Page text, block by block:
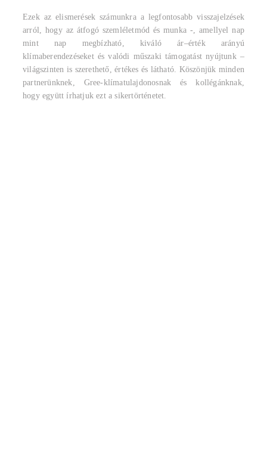
Ezek az elismerések számunkra a legfontosabb visszajelzések
arról, hogy az átfogó szemléletmód és munka -, amellyel nap
mint nap megbízható, kiváló ár–érték arányú
klímaberendezéseket és valódi műszaki támogatást nyújtunk –
világszinten is szerethető, értékes és látható. Köszönjük minden
partnerünknek, Gree-klímatulajdonosnak és kollégánknak,
hogy együtt írhatjuk ezt a sikertörténetet.